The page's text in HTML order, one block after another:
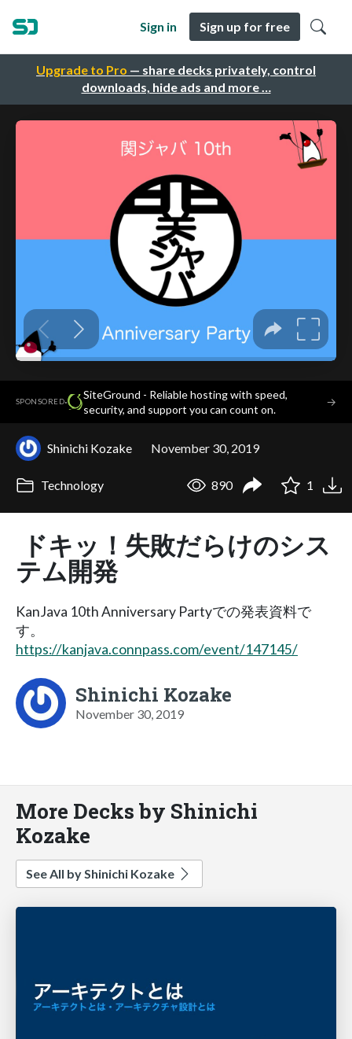
Upgrade to Pro — share decks privately, control
downloads, hide ads and more …
Sign in Sign up for free
SPONSORED·
SiteGround - Reliable hosting with speed,
security, and support you can count on.
→
Shinichi Kozake November 30, 2019
Technology 890 1
ドキッ！失敗だらけのシス
テム開発
KanJava 10th Anniversary Partyでの発表資料で
す。
https://kanjava.connpass.com/event/147145/
Shinichi Kozake
November 30, 2019
More Decks by Shinichi
Kozake
See All by Shinichi Kozake